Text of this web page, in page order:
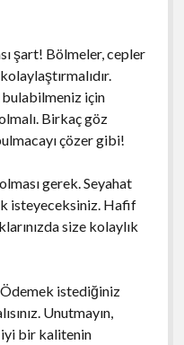
şart! Bölmeler, cepler
bulabilmeniz için
Birkaç göz
çözer gibi!
gerek. Seyahat
isteyeceksiniz. Hafif
size kolaylık
istediğiniz
Unutmayın,
iyi bir kalitenin